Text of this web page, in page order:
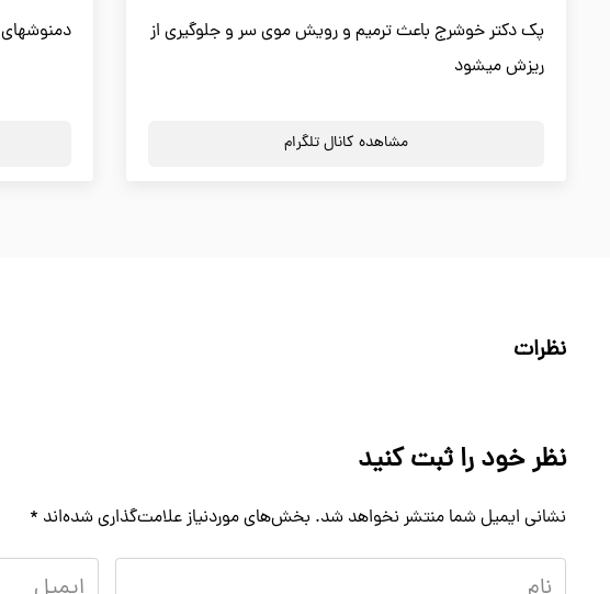
پک دکتر خوشرج باعث ترمیم و رویش موی سر و جلوگیری از
ریزش میشود
مشاهده کانال تلگرام
دمنوشهاي ١٠٠٪ گياهي نيوشا
نظرات
نظر خود را ثبت کنید
نشانی ایمیل شما منتشر نخواهد شد. بخش‌های موردنیاز علامت‌گذاری شده‌اند *